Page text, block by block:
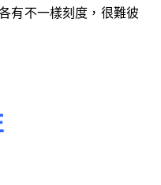
有不一樣刻度，很難彼